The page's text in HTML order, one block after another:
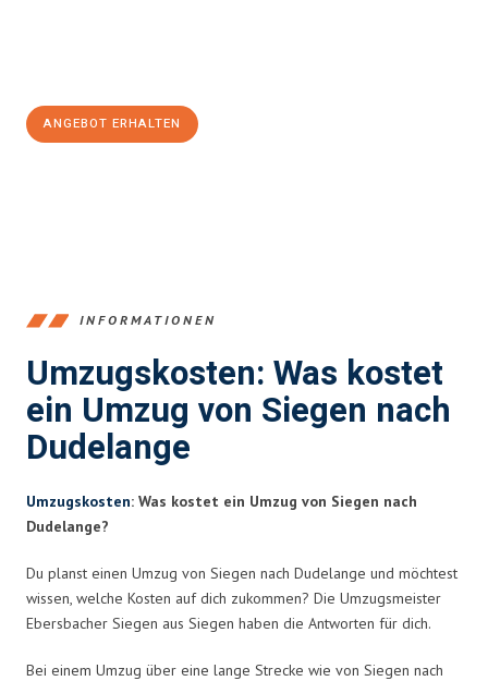
ANGEBOT ERHALTEN
INFORMATIONEN
Umzugskosten: Was kostet
ein Umzug von Siegen nach
Dudelange
Umzugskosten: Was kostet ein Umzug von Siegen nach
Dudelange?
Du planst einen Umzug von Siegen nach Dudelange und möchtest
wissen, welche Kosten auf dich zukommen? Die Umzugsmeister
Ebersbacher Siegen aus Siegen haben die Antworten für dich.
Bei einem Umzug über eine lange Strecke wie von Siegen nach